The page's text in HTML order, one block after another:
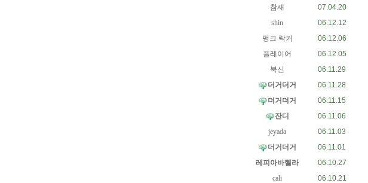
참새
07.04.20
shin
06.12.12
펑크 락커
06.12.06
플레이어
06.12.05
북신
06.11.29
더거더거
06.11.28
더거더거
06.11.15
잔디
06.11.06
jeyada
06.11.03
더거더거
06.11.01
레피아바헬라
06.10.27
cali
06.10.21